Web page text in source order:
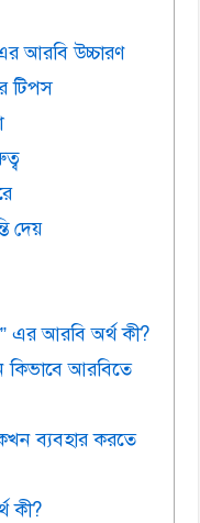
আরবি উচ্চারণ
টিপস
দেয়
এর আরবি অর্থ কী?
কিভাবে আরবিতে
ব্যবহার করতে
কী?